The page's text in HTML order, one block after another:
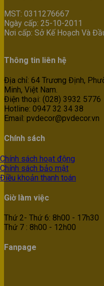
MST: 0311276667
Ngày cấp: 25-10-2011
Nơi cấp: Sở Kế Hoạch Và
Thông tin liên hệ
Địa chỉ: 64 Trương Định,
Minh, Việt Nam.
Điện thoại: (028) 3932 5776
Hotline: 0947 32 34 38
Email: pvdecor@pvdecor.vn
Chính sách
Chính sách hoạt động
Chính sách bảo mật
Điều khoản thanh toán
Giờ làm việc
Thứ 2- Thứ 6: 8h00 - 17h30
Thứ 7 : 8h00 - 12h00
Fanpage